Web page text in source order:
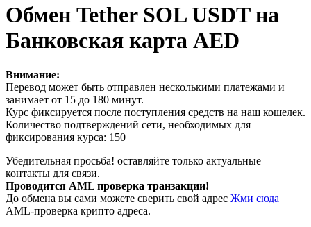
Обмен Tether SOL USDT на
Банковская карта AED
Внимание:
Перевод может быть отправлен несколькими платежами и
занимает от 15 до 180 минут.
Курс фиксируется после поступления средств на наш кошелек.
Количество подтверждений сети, необходимых для
фиксирования курса: 150
Убедительная просьба! оставляйте только актуальные
контакты для связи.
Проводится AML проверка транзакции!
До обмена вы сами можете сверить свой адрес Жми сюда
AML-проверка крипто адреса.